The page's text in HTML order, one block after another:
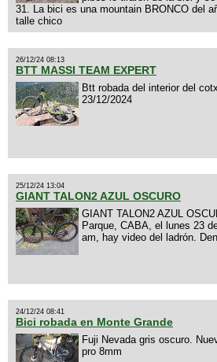
31. La bici es una mountain BRONCO del
talle chico
26/12/24 08:13
BTT MASSI TEAM EXPERT
Btt robada del interior del
23/12/2024
25/12/24 13:04
GIANT TALON2 AZUL OSCURO
GIANT TALON2 AZUL
Parque, CABA, el lunes 23
am, hay video del ladrón.
24/12/24 08:41
Bici robada en Monte Grande
Fuji Nevada gris oscuro.
pro 8mm